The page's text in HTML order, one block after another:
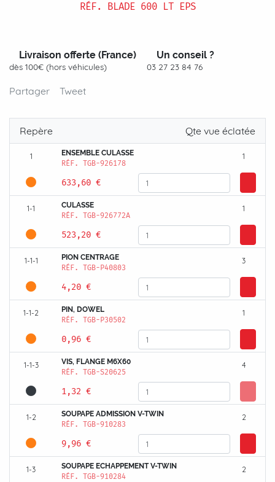
RÉF. BLADE 600 LT EPS
Livraison offerte (France)
dès 100€ (hors véhicules)
Un conseil ?
03 27 23 84 76
Partager Tweet
Repère Qte vue éclatée
1
ENSEMBLE CULASSE
RÉF.
TGB-926178
1
633,60 €
1-1
CULASSE
RÉF.
TGB-926772A
1
523,20 €
1-1-1
PION CENTRAGE
RÉF.
TGB-P40803
3
4,20 €
1-1-2
PIN, DOWEL
RÉF.
TGB-P30502
1
0,96 €
1-1-3
VIS, FLANGE M6X60
RÉF.
TGB-S20625
4
1,32 €
1-2
SOUPAPE ADMISSION V-TWIN
RÉF.
TGB-910283
2
9,96 €
1-3
SOUPAPE ECHAPPEMENT V-TWIN
RÉF.
TGB-910284
2